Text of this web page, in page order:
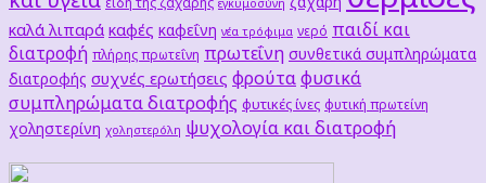
εγκυμοσύνη
καλά λιπαρά καφές καφεΐνη νέα τρόφιμα νερό παιδί και
διατροφή πλήρης πρωτεΐνη πρωτεΐνη συνθετικά συμπληρώματα
διατροφής συχνές ερωτήσεις φρούταφυσικά
συμπληρώματα διατροφής φυτικές ίνες φυτική πρωτείνη
χοληστερίνη χοληστερόλη ψυχολογία και διατροφή